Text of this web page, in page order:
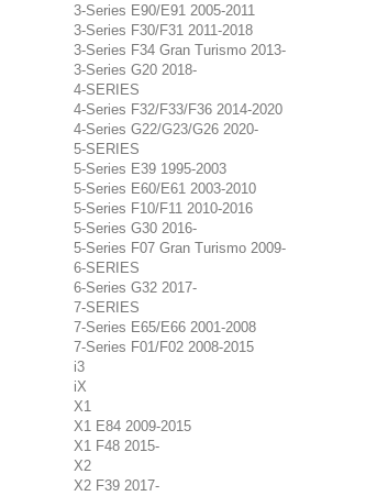
3-Series E90/E91 2005-2011
3-Series F30/F31 2011-2018
3-Series F34 Gran Turismo 2013-
3-Series G20 2018-
4-SERIES
4-Series F32/F33/F36 2014-2020
4-Series G22/G23/G26 2020-
5-SERIES
5-Series E39 1995-2003
5-Series E60/E61 2003-2010
5-Series F10/F11 2010-2016
5-Series G30 2016-
5-Series F07 Gran Turismo 2009-
6-SERIES
6-Series G32 2017-
7-SERIES
7-Series E65/E66 2001-2008
7-Series F01/F02 2008-2015
i3
iX
X1
X1 E84 2009-2015
X1 F48 2015-
X2
X2 F39 2017-